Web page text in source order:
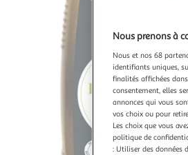
Nous prenons à
Nous et nos 68
identifiants uniques,
finalités affichées
consentement, elles
annonces qui vous
vos choix ou pour
Les choix que vous
politique de
: Utiliser des données